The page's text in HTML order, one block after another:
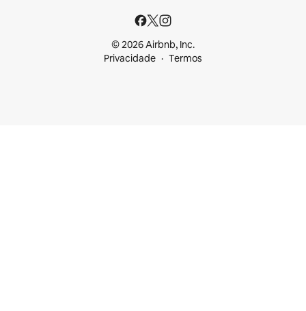
© 2026 Airbnb, Inc.
Privacidade
Termos